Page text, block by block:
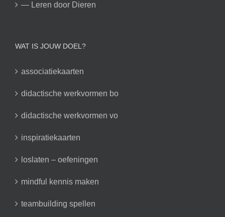
— Leren door Dieren
WAT IS JOUW DOEL?
associatiekaarten
didactische werkvormen bo
didactische werkvormen vo
inspiratiekaarten
loslaten – oefeningen
mindful kennis maken
teambuilding spellen